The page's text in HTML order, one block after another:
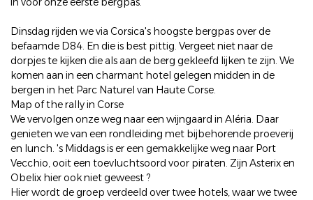
Dinsdag rijden we via Corsica's hoogste bergpas over de
befaamde D84. En die is best pittig. Vergeet niet naar de
dorpjes te kijken die als aan de berg gekleefd lijken te zijn. We
komen aan in een charmant hotel gelegen midden in de
bergen in het Parc Naturel van Haute Corse.
Map of the rally in Corse
We vervolgen onze weg naar een wijngaard in Aléria. Daar
genieten we van een rondleiding met bijbehorende proeverij
en lunch. 's Middags is er een gemakkelijke weg naar Port
Vecchio, ooit een toevluchtsoord voor piraten. Zijn Asterix en
Obelix hier ook niet geweest ?
Hier wordt de groep verdeeld over twee hotels, waar we twee